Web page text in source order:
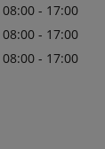
08:00 - 17:00
08:00 - 17:00
08:00 - 17:00